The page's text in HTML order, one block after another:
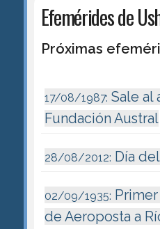
Efemérides de
Próximas
17/08/1987: Sale al
Fundación Austral
28/08/2012: Día
02/09/1935:
de Aeroposta a